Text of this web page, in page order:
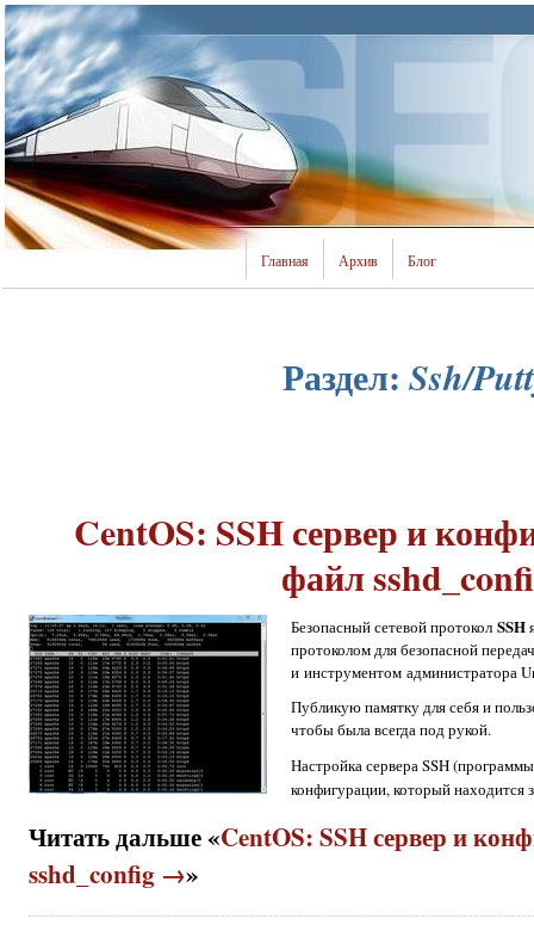
Главная Архив Блог
Раздел: Ssh/
CentOS: SSH сервер и
файл
Безопасный сетевой протокол SSH
протоколом для безопасной
и инструментом администратора
Публикую памятку для себя и
чтобы была всегда под рукой.
Настройка сервера SSH
конфигурации, который находится
Читать дальше «CentOS: SSH сервер и
sshd_config →»